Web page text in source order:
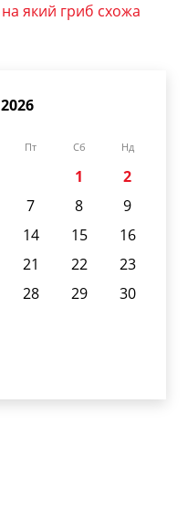
який гриб схожа
Пт Сб Нд
1
2
7 8
9
14 15
16
21 22
23
28 29
30